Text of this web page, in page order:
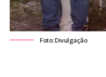
Foto: Divulgação